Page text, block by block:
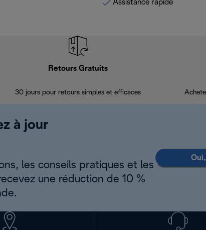
Assistance rapide
Retours Gratuits
30 jours pour retours simples et efficaces
à jour
les conseils pratiques et les
une réduction de 10 %